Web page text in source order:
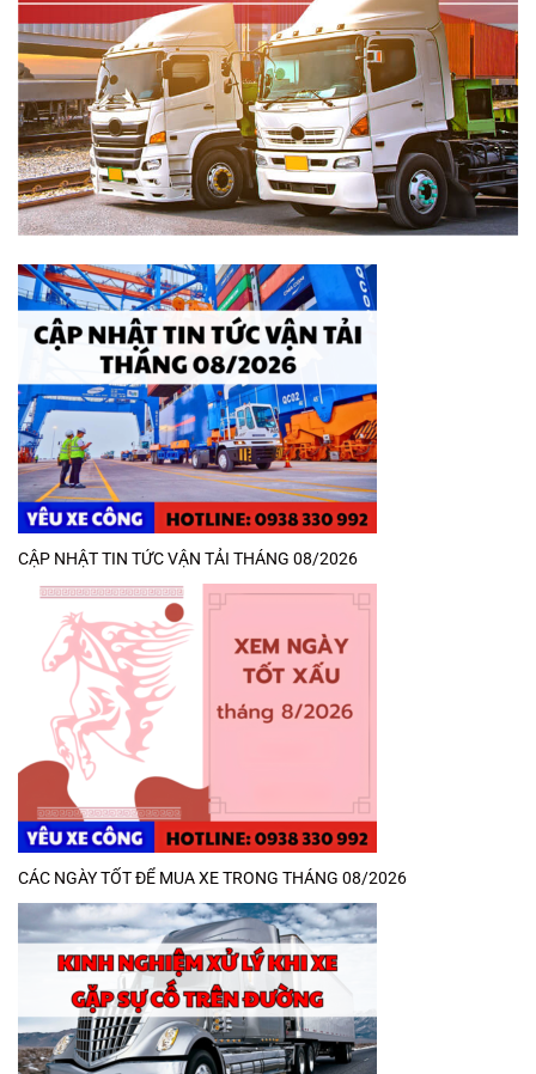
CẬP NHẬT TIN TỨC VẬN TẢI THÁNG 08/2026
CÁC NGÀY TỐT ĐỂ MUA XE TRONG THÁNG 08/2026